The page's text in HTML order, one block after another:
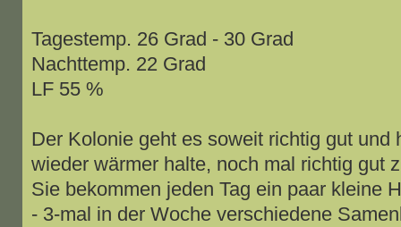
Tagestemp. 26 Grad - 30 Grad
Nachttemp. 22 Grad
LF 55 %
Der Kolonie geht es soweit richtig gut und
wieder wärmer halte, noch mal richtig gut
Sie bekommen jeden Tag ein paar kleine
- 3-mal in der Woche verschiedene